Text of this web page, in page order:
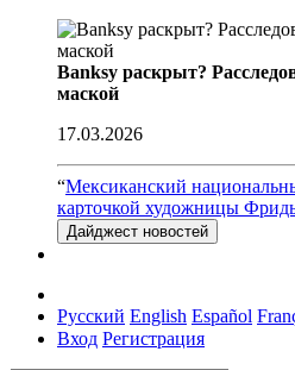
Banksy раскрыт?
маской
17.03.2026
“Мексиканский
карточкой художницы
Дайджест новостей
Русский English Español
Вход Регистрация